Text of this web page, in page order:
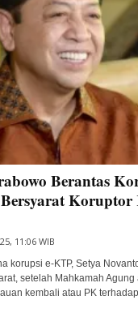
Berantas
Bersyarat
11:06 WIB
korupsi e-KTP, Setya
setelah Mahkamah Agung
kembali atau PK terhadap